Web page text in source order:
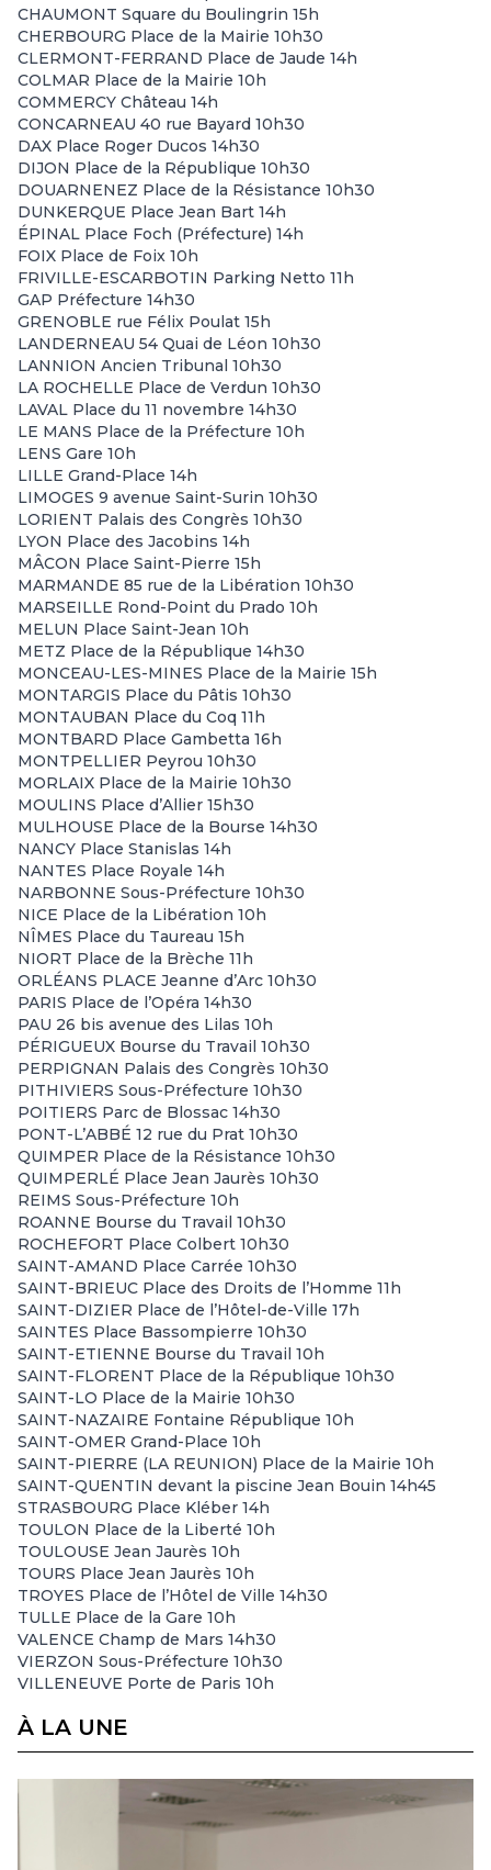
CHAUMONT Square du Boulingrin 15h
CHERBOURG Place de la Mairie 10h30
CLERMONT-FERRAND Place de Jaude 14h
COLMAR Place de la Mairie 10h
COMMERCY Château 14h
CONCARNEAU 40 rue Bayard 10h30
DAX Place Roger Ducos 14h30
DIJON Place de la République 10h30
DOUARNENEZ Place de la Résistance 10h30
DUNKERQUE Place Jean Bart 14h
ÉPINAL Place Foch (Préfecture) 14h
FOIX Place de Foix 10h
FRIVILLE-ESCARBOTIN Parking Netto 11h
GAP Préfecture 14h30
GRENOBLE rue Félix Poulat 15h
LANDERNEAU 54 Quai de Léon 10h30
LANNION Ancien Tribunal 10h30
LA ROCHELLE Place de Verdun 10h30
LAVAL Place du 11 novembre 14h30
LE MANS Place de la Préfecture 10h
LENS Gare 10h
LILLE Grand-Place 14h
LIMOGES 9 avenue Saint-Surin 10h30
LORIENT Palais des Congrès 10h30
LYON Place des Jacobins 14h
MÂCON Place Saint-Pierre 15h
MARMANDE 85 rue de la Libération 10h30
MARSEILLE Rond-Point du Prado 10h
MELUN Place Saint-Jean 10h
METZ Place de la République 14h30
MONCEAU-LES-MINES Place de la Mairie 15h
MONTARGIS Place du Pâtis 10h30
MONTAUBAN Place du Coq 11h
MONTBARD Place Gambetta 16h
MONTPELLIER Peyrou 10h30
MORLAIX Place de la Mairie 10h30
MOULINS Place d’Allier 15h30
MULHOUSE Place de la Bourse 14h30
NANCY Place Stanislas 14h
NANTES Place Royale 14h
NARBONNE Sous-Préfecture 10h30
NICE Place de la Libération 10h
NÎMES Place du Taureau 15h
NIORT Place de la Brèche 11h
ORLÉANS PLACE Jeanne d’Arc 10h30
PARIS Place de l’Opéra 14h30
PAU 26 bis avenue des Lilas 10h
PÉRIGUEUX Bourse du Travail 10h30
PERPIGNAN Palais des Congrès 10h30
PITHIVIERS Sous-Préfecture 10h30
POITIERS Parc de Blossac 14h30
PONT-L’ABBÉ 12 rue du Prat 10h30
QUIMPER Place de la Résistance 10h30
QUIMPERLÉ Place Jean Jaurès 10h30
REIMS Sous-Préfecture 10h
ROANNE Bourse du Travail 10h30
ROCHEFORT Place Colbert 10h30
SAINT-AMAND Place Carrée 10h30
SAINT-BRIEUC Place des Droits de l’Homme 11h
SAINT-DIZIER Place de l’Hôtel-de-Ville 17h
SAINTES Place Bassompierre 10h30
SAINT-ETIENNE Bourse du Travail 10h
SAINT-FLORENT Place de la République 10h30
SAINT-LO Place de la Mairie 10h30
SAINT-NAZAIRE Fontaine République 10h
SAINT-OMER Grand-Place 10h
SAINT-PIERRE (LA REUNION) Place de la Mairie 10h
SAINT-QUENTIN devant la piscine Jean Bouin 14h45
STRASBOURG Place Kléber 14h
TOULON Place de la Liberté 10h
TOULOUSE Jean Jaurès 10h
TOURS Place Jean Jaurès 10h
TROYES Place de l’Hôtel de Ville 14h30
TULLE Place de la Gare 10h
VALENCE Champ de Mars 14h30
VIERZON Sous-Préfecture 10h30
VILLENEUVE Porte de Paris 10h
À LA UNE